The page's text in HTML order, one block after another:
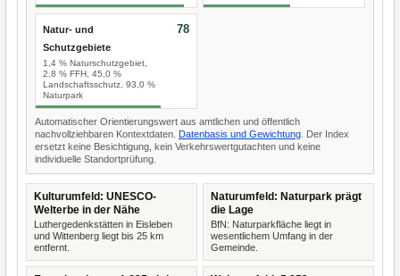
Natur- und
Schutzgebiete
1,4 % Naturschutzgebiet,
2,8 % FFH, 45,0 %
Landschaftsschutz, 93,0 %
Naturpark
78
Automatischer Orientierungswert aus amtlichen und öffentlich
nachvollziehbaren Kontextdaten. Datenbasis und Gewichtung . Der Index
ersetzt keine Besichtigung, kein Verkehrswertgutachten und keine
individuelle Standortprüfung.
Kulturumfeld: UNESCO-
Welterbe in der Nähe
Luthergedenkstätten in Eisleben
und Wittenberg liegt bis 25 km
entfernt.
Naturumfeld: Naturpark prägt
die Lage
BfN: Naturparkfläche liegt in
wesentlichem Umfang in der
Gemeinde.